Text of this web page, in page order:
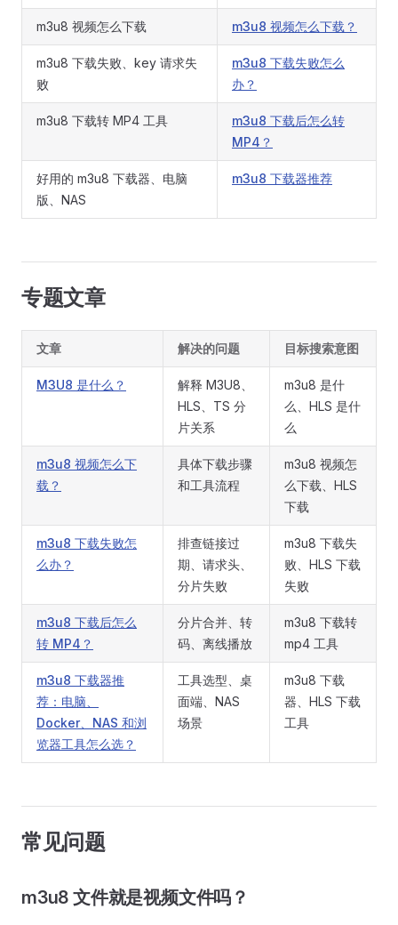
m3u8 视频怎么下载 m3u8 视频怎么下载？
m3u8 下载失败、key 请求失
败
m3u8 下载失败怎么
办？
m3u8 下载转 MP4 工具
m3u8 下载后怎么转
MP4？
好用的 m3u8 下载器、电脑
版、NAS
m3u8 下载器推荐
专题文章
文章 解决的问题 目标搜索意图
M3U8 是什么？
解释 M3U8、
HLS、TS 分
片关系
m3u8 是什
么、HLS 是什
么
m3u8 视频怎么下
载？
具体下载步骤
和工具流程
m3u8 视频怎
么下载、HLS
下载
m3u8 下载失败怎
么办？
排查链接过
期、请求头、
分片失败
m3u8 下载失
败、HLS 下载
失败
m3u8 下载后怎么
转 MP4？
分片合并、转
码、离线播放
m3u8 下载转
mp4 工具
m3u8 下载器推
荐：电脑、
Docker、NAS 和浏
览器工具怎么选？
工具选型、桌
面端、NAS
场景
m3u8 下载
器、HLS 下载
工具
常见问题
m3u8 文件就是视频文件吗？